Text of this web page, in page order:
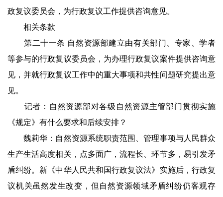
政复议委员会，为行政复议工作提供咨询意见。
相关条款
第二十一条 自然资源部建立由有关部门、专家、学者
等参与的行政复议委员会，为办理行政复议案件提供咨询意
见，并就行政复议工作中的重大事项和共性问题研究提出意
见。
记者：自然资源部对各级自然资源主管部门贯彻实施
《规定》有什么要求和后续安排？
魏莉华：自然资源系统职责范围、管理事项与人民群众
生产生活高度相关，点多面广，流程长、环节多，易引发矛
盾纠纷。新《中华人民共和国行政复议法》实施后，行政复
议机关虽然发生改变，但自然资源领域矛盾纠纷仍客观存